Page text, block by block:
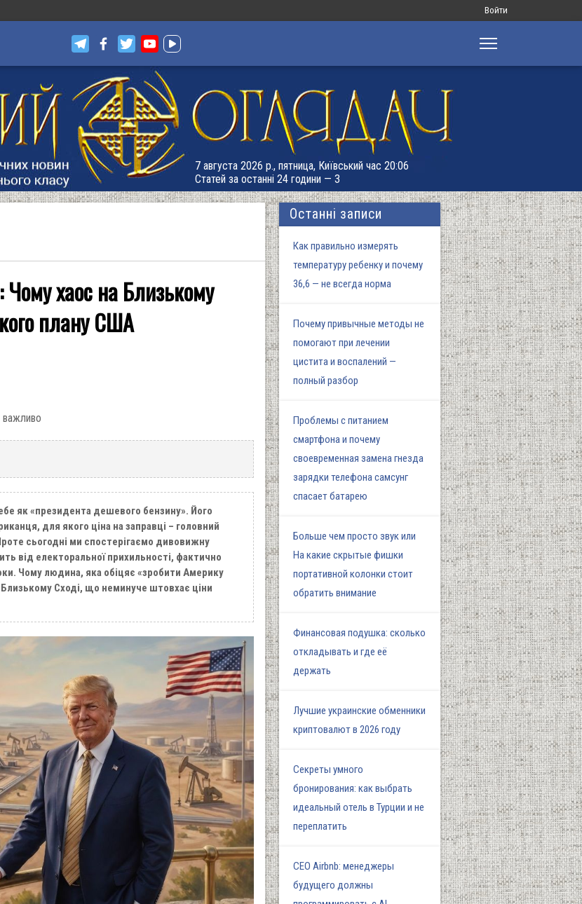
Меню
запису
Войти
7 августа 2026 р., пятница, Київський час 20:06
Статей за останні 24 години — 3
Чому хаос на Близькому
плану США
як «президента дешевого бензину». Його
для якого ціна на заправці – головний
сьогодні ми спостерігаємо дивовижну
від електоральної прихильності, фактично
Чому людина, яка обіцяє «зробити Америку
Сході, що неминуче штовхає ціни
Останні записи
Как правильно измерять
температуру ребенку и почему
36,6 — не всегда норма
Почему привычные методы не
помогают при лечении
цистита и воспалений —
полный разбор
Проблемы с питанием
смартфона и почему
своевременная замена гнезда
зарядки телефона самсунг
спасает батарею
Больше чем просто звук или
На какие скрытые фишки
портативной колонки стоит
обратить внимание
Финансовая подушка: сколько
откладывать и где её
держать
Лучшие украинские обменники
криптовалют в 2026 году
Секреты умного
бронирования: как выбрать
идеальный отель в Турции и не
переплатить
СЕО Airbnb: менеджеры
будущего должны